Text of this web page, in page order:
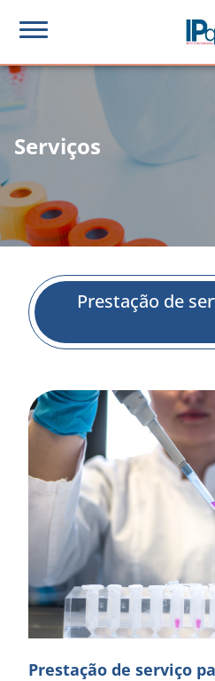
Serviços
Prestação de
Prestação de serviço